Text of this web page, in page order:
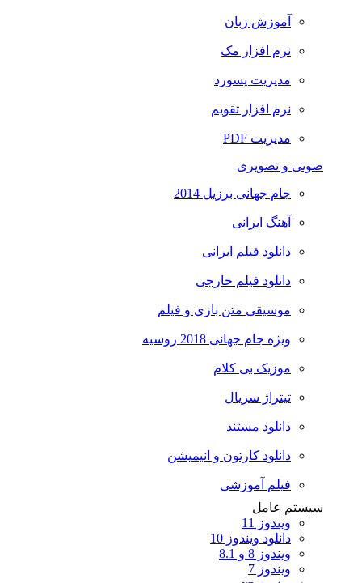
آموزش زبان
نرم افزار مک
مدیریت پسورد
نرم افزار تقویم
مدیریت PDF
صوتی و تصویری
جام جهانی برزیل 2014
آهنگ ایرانی
دانلود فیلم ایرانی
دانلود فیلم خارجی
موسیقی متن بازی و فیلم
ویژه جام جهانی 2018 روسیه
موزیک بی کلام
تیتراژ سریال
دانلود مستند
دانلود کارتون و انیمیشن
فیلم آموزشی
سیستم عامل
ویندوز 11
دانلود ویندوز 10
ویندوز 8 و 8.1
ویندوز 7